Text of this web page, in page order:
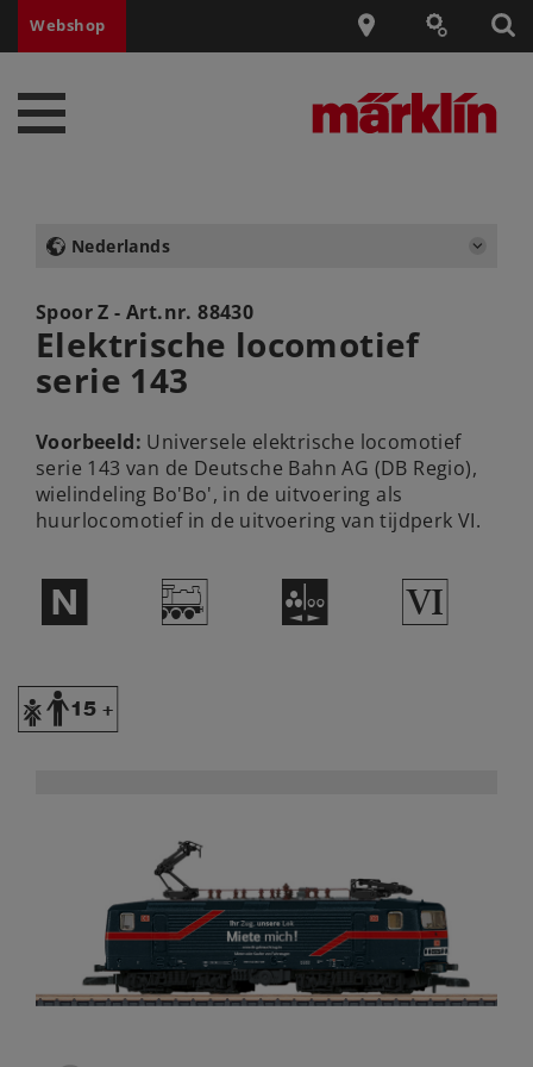
Webshop
Nederlands
Spoor Z - Art.nr.88430
Elektrische locomotief
serie 143
Voorbeeld: Universele elektrische locomotief
serie 143 van de Deutsche Bahn AG (DB Regio),
wielindeling Bo'Bo', in de uitvoering als
huurlocomotief in de uitvoering van tijdperk VI.
$ / N 8
Y